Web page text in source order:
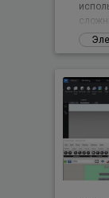
и
EN,
также